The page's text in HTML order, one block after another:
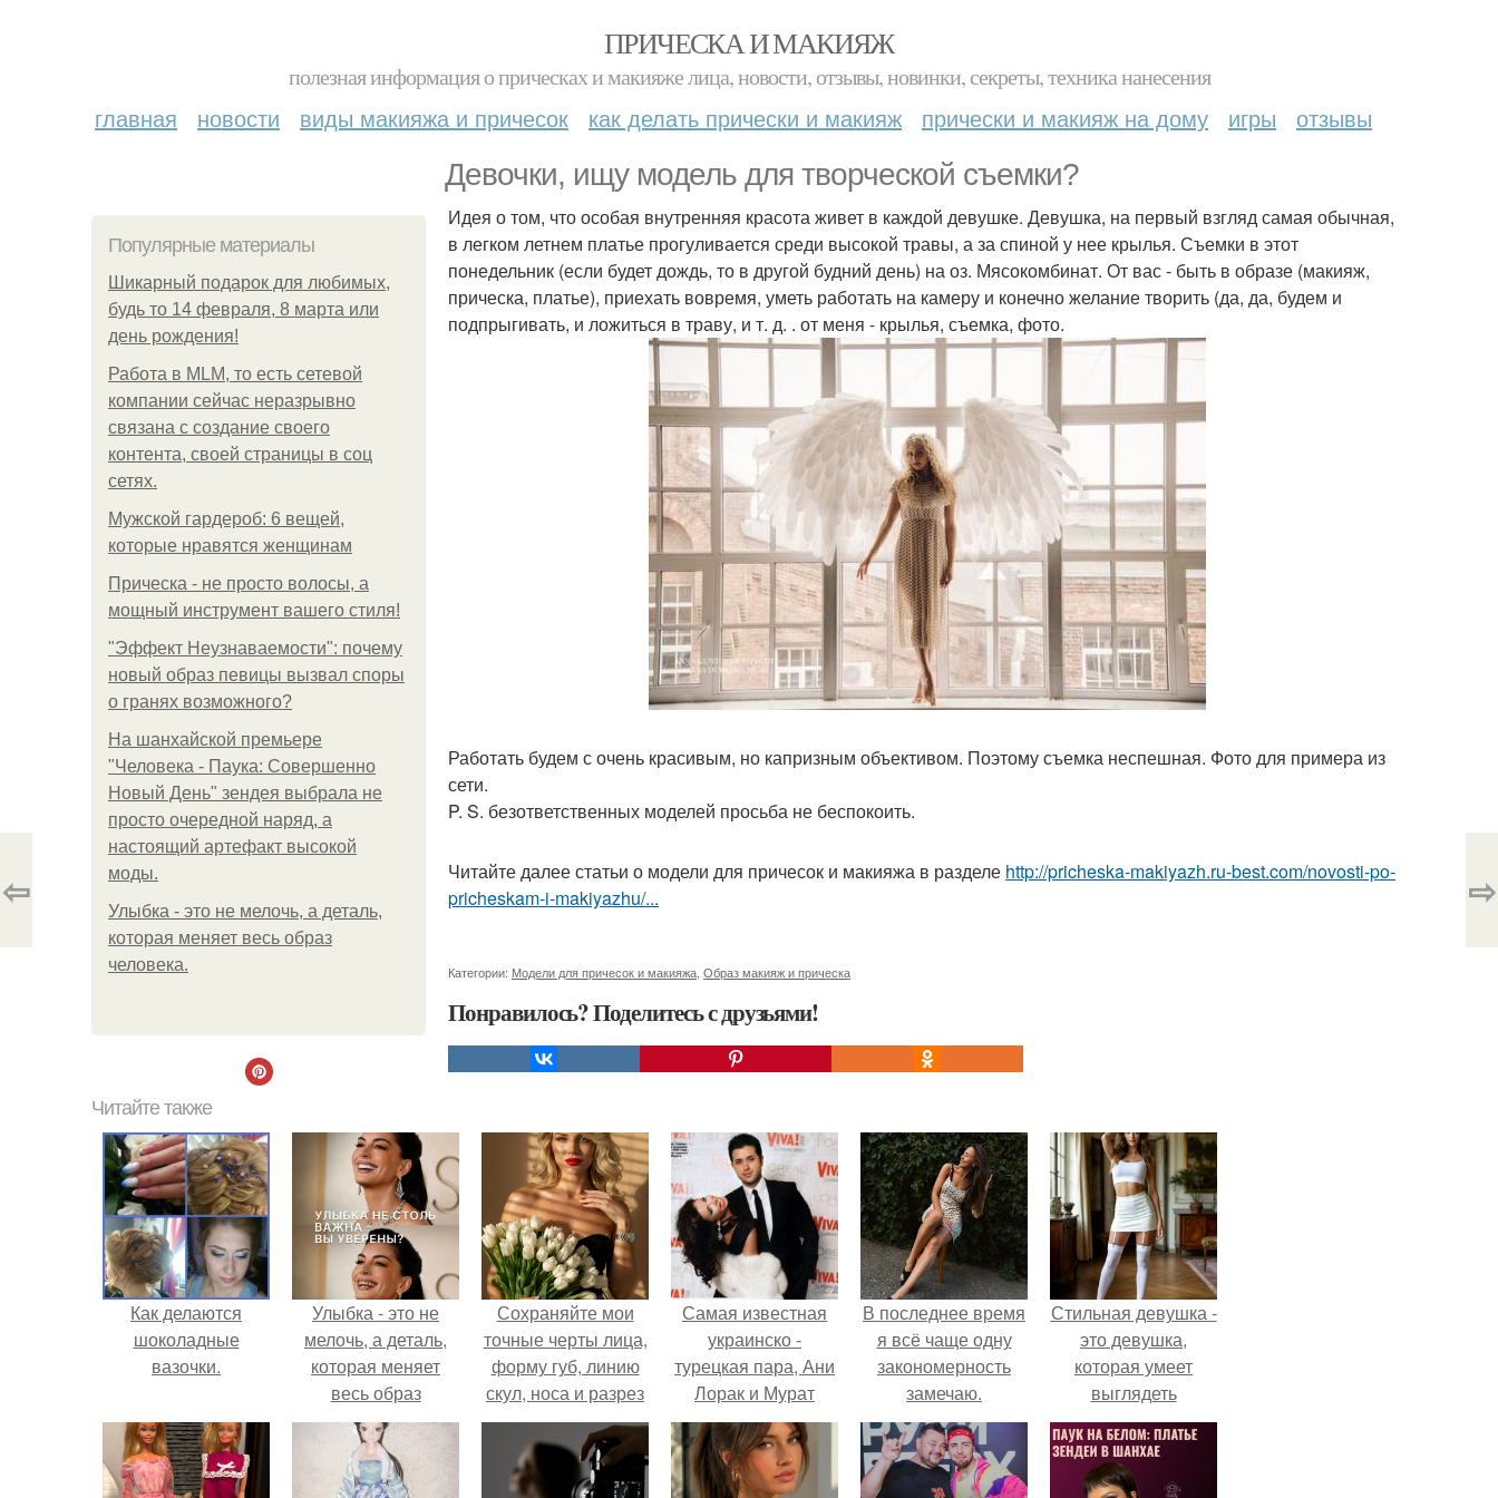
ПРИЧЕСКА И МАКИЯЖ
полезная информация о прическах и макияже лица, новости, отзывы, новинки, секреты, техника нанесения
главная новости виды макияжа и причесок как делать прически и макияж прически и макияж на дому игры отзывы
Девочки, ищу модель для творческой съемки?
Популярные материалы
Шикарный подарок для любимых,
будь то 14 февраля, 8 марта или
день рождения!
Работа в MLM, то есть сетевой
компании сейчас неразрывно
связана с создание своего
контента, своей страницы в соц
сетях.
Мужской гардероб: 6 вещей,
которые нравятся женщинам
Прическа - не просто волосы, а
мощный инструмент вашего стиля!
"Эффект Неузнаваемости": почему
новый образ певицы вызвал споры
о гранях возможного?
На шанхайской премьере
"Человека - Паука: Совершенно
Новый День" зендея выбрала не
просто очередной наряд, а
настоящий артефакт высокой
моды.
Улыбка - это не мелочь, а деталь,
которая меняет весь образ
человека.
Идея о том, что особая внутренняя красота живет в каждой девушке. Девушка, на первый взгляд самая обычная,
в легком летнем платье прогуливается среди высокой травы, а за спиной у нее крылья. Съемки в этот
понедельник (если будет дождь, то в другой будний день) на оз. Мясокомбинат. От вас - быть в образе (макияж,
прическа, платье), приехать вовремя, уметь работать на камеру и конечно желание творить (да, да, будем и
подпрыгивать, и ложиться в траву, и т. д. . от меня - крылья, съемка, фото.
Работать будем с очень красивым, но капризным объективом. Поэтому съемка неспешная. Фото для примера из
сети.
P. S. безответственных моделей просьба не беспокоить.
Читайте далее статьи о модели для причесок и макияжа в разделе http://pricheska-makiyazh.ru-best.com/novosti-po-
pricheskam-i-makiyazhu/...
Категории: Модели для причесок и макияжа Образ макияж и прическа
Понравилось? Поделитесь с друзьями!
⇦ ⇨
Читайте также
Как делаются
шоколадные
вазочки.
Улыбка - это не
мелочь, а деталь,
которая меняет
весь образ
человека.
Сохраняйте мои
точные черты лица,
форму губ, линию
скул, носа и разрез
глаз.
Самая известная
украинско -
турецкая пара, Ани
Лорак и Мурат
налчаджиоглу:
история любви.
В последнее время
я всё чаще одну
закономерность
замечаю.
Стильная девушка -
это девушка,
которая умеет
выглядеть
привлекательно и
элегантно в любои
ситуации.